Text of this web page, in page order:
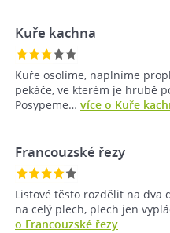
Kuře kachna
Kuře osolíme, naplníme
pekáče, ve kterém je hrubě
Posypeme… více o Kuře
Francouzské řezy
Listové těsto rozdělit na dva
na celý plech, plech jen
o Francouzské řezy